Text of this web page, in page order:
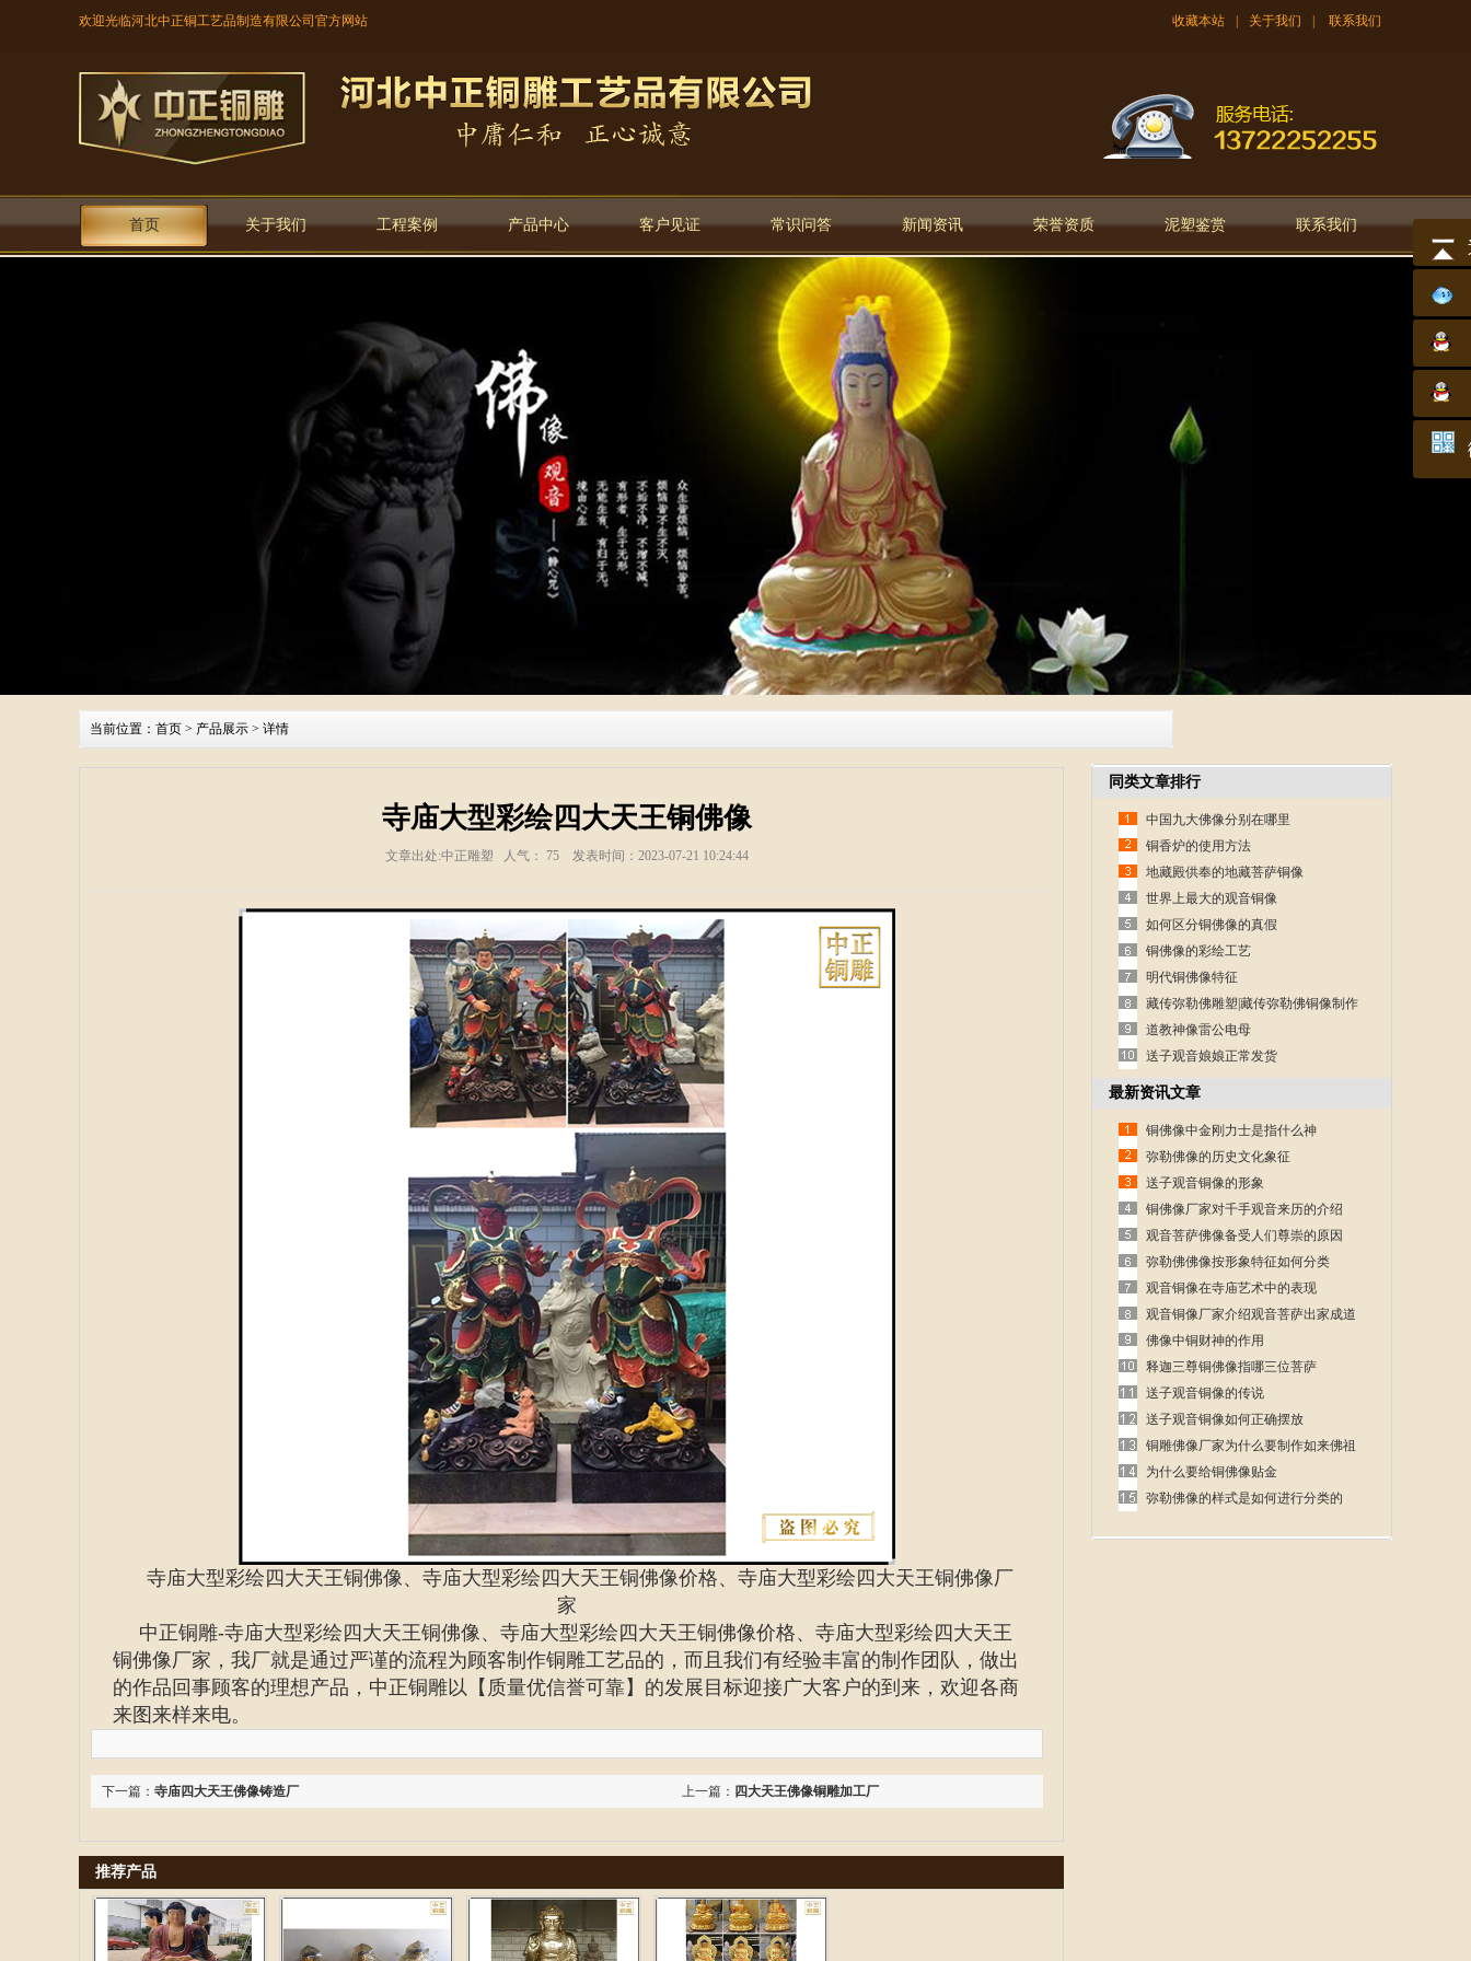
欢迎光临河北中正铜工艺品制造有限公司官方网站 收藏本站 关于我们 联系我们
首页 关于我们 工程案例 产品中心 客户见证 常识问答 新闻资讯 荣誉资质 泥塑鉴赏 联系我们
当前位置： 首页 > 产品展示 > 详情
寺庙大型彩绘四大天王铜佛像
文章出处:中正雕塑 人气： 75 发表时间：2023-07-21 10:24:44
寺庙大型彩绘四大天王铜佛像、寺庙大型彩绘四大天王铜佛像价格、寺庙大型彩绘四大天王铜佛像厂
家
中正铜雕-寺庙大型彩绘四大天王铜佛像、 寺庙大型彩绘四大天王铜佛像价格、 寺庙大型彩绘四大天王
铜佛像厂家 ，我厂就是通过严谨的流程为顾客制作铜雕工艺品的，而且我们有经验丰富的制作团队，做出
的作品回事顾客的理想产品，中正铜雕以【质量优信誉可靠】的发展目标迎接广大客户的到来，欢迎各商
来图来样来电。
上一篇： 四大天王佛像铜雕加工厂
下一篇： 寺庙四大天王佛像铸造厂
推荐产品
同类文章排行
中国九大佛像分别在哪里
铜香炉的使用方法
地藏殿供奉的地藏菩萨铜像
世界上最大的观音铜像
如何区分铜佛像的真假
铜佛像的彩绘工艺
明代铜佛像特征
藏传弥勒佛雕塑|藏传弥勒佛铜像制作
道教神像雷公电母
送子观音娘娘正常发货
最新资讯文章
铜佛像中金刚力士是指什么神
弥勒佛像的历史文化象征
送子观音铜像的形象
铜佛像厂家对千手观音来历的介绍
观音菩萨佛像备受人们尊崇的原因
弥勒佛佛像按形象特征如何分类
观音铜像在寺庙艺术中的表现
观音铜像厂家介绍观音菩萨出家成道
的故事
佛像中铜财神的作用
释迦三尊铜佛像指哪三位菩萨
送子观音铜像的传说
送子观音铜像如何正确摆放
铜雕佛像厂家为什么要制作如来佛祖
呢
为什么要给铜佛像贴金
弥勒佛像的样式是如何进行分类的